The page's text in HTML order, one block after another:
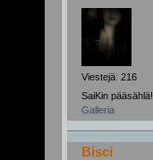
Viestejä: 216
SaiKin pääsählä!
Galleria
Bisci